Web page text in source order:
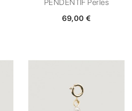
PENDENTIF Perles
69,00 €